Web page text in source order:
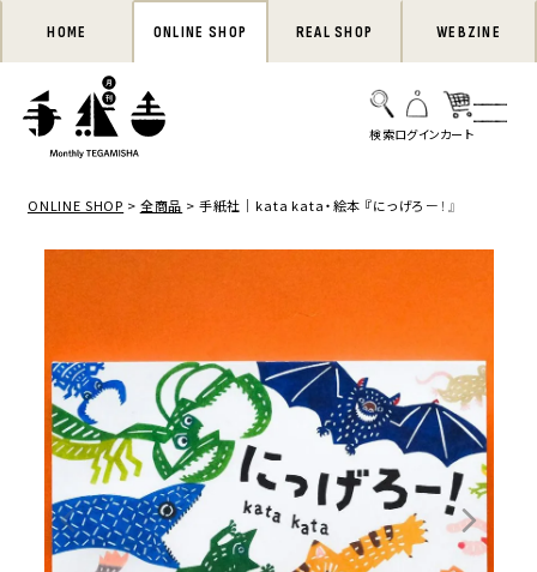
HOME ONLINE SHOP REAL SHOP WEBZINE
ONLINE SHOP 全商品 手紙社｜kata kata・絵本 『にっげろー！』